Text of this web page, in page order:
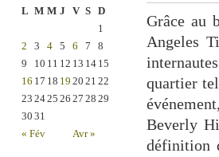
L M M J V S D
« Fév Avr »
1
2
3 4 5 6 7
8
9
10 11 12 13 14 15
16 17 18 19 20 21 22
23 2425 26 27 28 29
30 31
Grâce au
Angeles
quartier
Beverly
définition